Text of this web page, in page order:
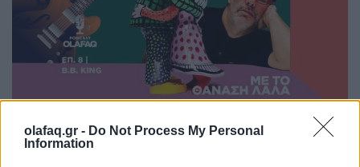
olafaq.gr - Do Not Process My Personal
Information